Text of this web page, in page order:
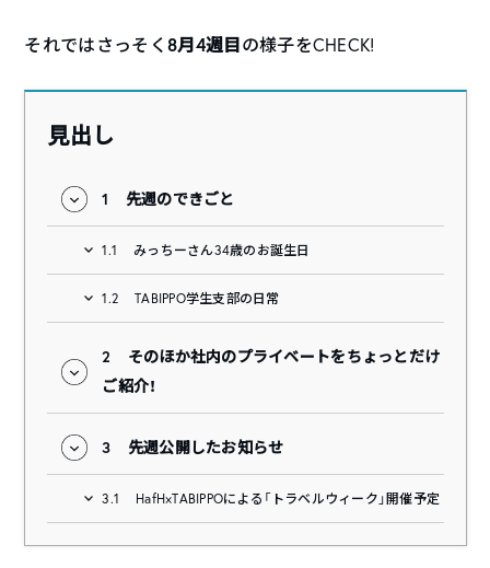
それではさっそく 8月4週目の様子をCHECK!
見出し
1 先週のできごと
1.1 みっちーさん34歳のお誕生日
1.2 TABIPPO学生支部の日常
2
そのほか社内のプライベートをちょっとだけ
ご紹介！
3 先週公開したお知らせ
3.1 HafH×TABIPPOによる「トラベルウィーク」開催予定